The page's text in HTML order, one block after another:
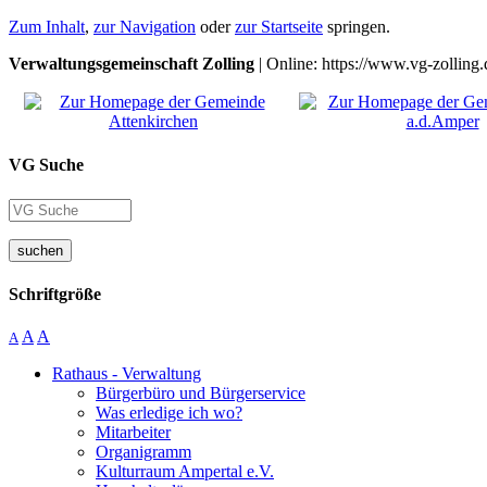
Zum Inhalt, zur Navigation oderzur Startseite springen.
Verwaltungsgemeinschaft Zolling | Online: https://www.vg-
VG Suche
suchen
Schriftgröße
A A A
Rathaus - Verwaltung
Bürgerbüro und Bürgerservice
Was erledige ich wo?
Mitarbeiter
Organigramm
Kulturraum Ampertal e.V.